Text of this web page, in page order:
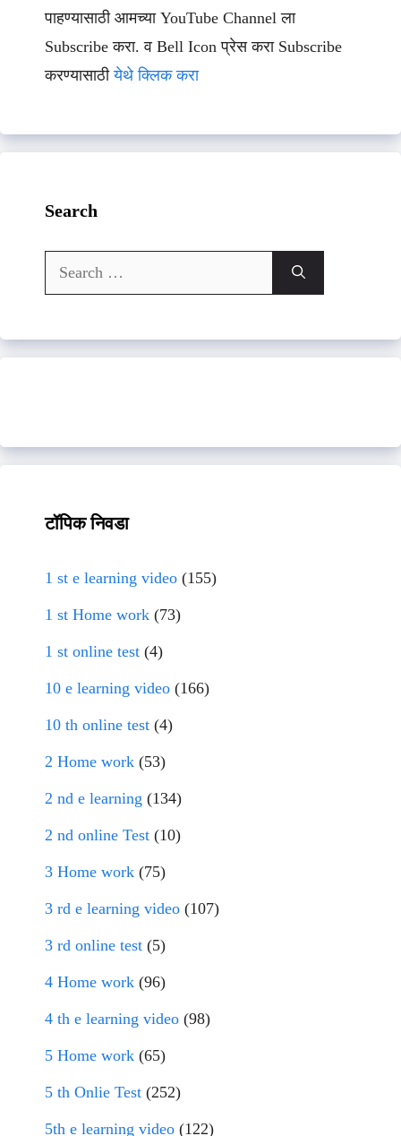
पाहण्यासाठी आमच्या YouTube Channel ला
Subscribe करा. व Bell Icon प्रेस करा Subscribe
करण्यासाठीयेथे क्लिक करा
Search
Search
for:
टॉपिक निवडा
1 st e learning video (155)
1 st Home work (73)
1 st online test (4)
10 e learning video (166)
10 th online test (4)
2 Home work (53)
2 nd e learning (134)
2 nd online Test (10)
3 Home work (75)
3 rd e learning video (107)
3 rd online test (5)
4 Home work (96)
4 th e learning video (98)
5 Home work (65)
5 th Onlie Test (252)
5th e learning video (122)